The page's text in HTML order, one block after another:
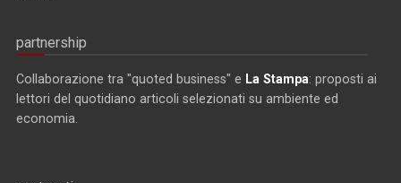
partnership
Collaborazione tra "quoted business" e La Stampa: proposti ai
lettori del quotidiano articoli selezionati su ambiente ed
economia.